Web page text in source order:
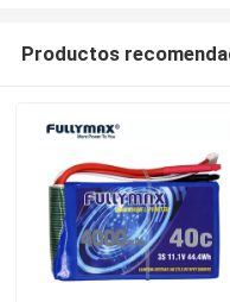
Inicio
Productos